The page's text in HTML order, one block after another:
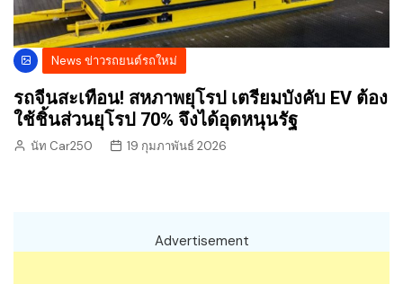
News ข่าวรถยนต์รถใหม่
รถจีนสะเทือน! สหภาพยุโรป เตรียมบังคับ EV ต้อง
ใช้ชิ้นส่วนยุโรป 70% จึงได้อุดหนุนรัฐ
นัท Car250 19 กุมภาพันธ์ 2026
Advertisement